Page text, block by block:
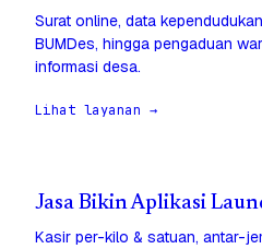
Surat online, data
BUMDes, hingga pengaduan
informasi desa.
Lihat layanan →
Jasa Bikin Aplikasi
Kasir per-kilo & satuan, antar-